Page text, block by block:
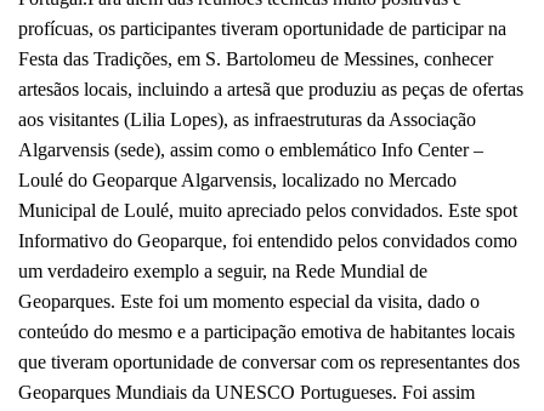
profícuas, os participantes tiveram oportunidade de participar na
Festa das Tradições, em S. Bartolomeu de Messines, conhecer
artesãos locais, incluindo a artesã que produziu as peças de ofertas
aos visitantes (Lilia Lopes), as infraestruturas da Associação
Algarvensis (sede), assim como o emblemático Info Center –
Loulé do Geoparque Algarvensis, localizado no Mercado
Municipal de Loulé, muito apreciado pelos convidados. Este spot
Informativo do Geoparque, foi entendido pelos convidados como
um verdadeiro exemplo a seguir, na Rede Mundial de
Geoparques. Este foi um momento especial da visita, dado o
conteúdo do mesmo e a participação emotiva de habitantes locais
que tiveram oportunidade de conversar com os representantes dos
Geoparques Mundiais da UNESCO Portugueses. Foi assim